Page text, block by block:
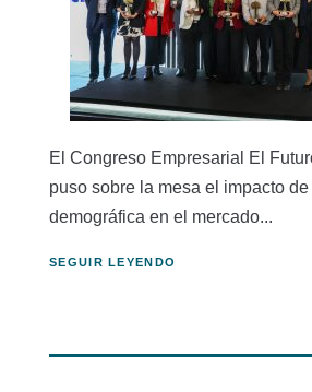
El Congreso Empresarial El
puso sobre la mesa el impacto
demográfica en el mercado...
SEGUIR LEYENDO